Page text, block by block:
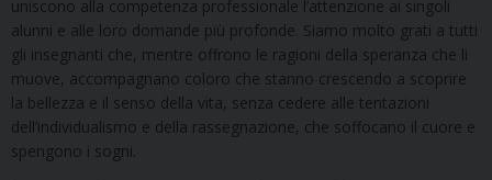
uniscono alla competenza professionale l’attenzione ai singoli
alunni e alle loro domande più profonde. Siamo molto grati a tutti
gli insegnanti che, mentre offrono le ragioni della speranza che li
muove, accompagnano coloro che stanno crescendo a scoprire
la bellezza e il senso della vita, senza cedere alle tentazioni
dell’individualismo e della rassegnazione, che soffocano il cuore e
spengono i sogni.